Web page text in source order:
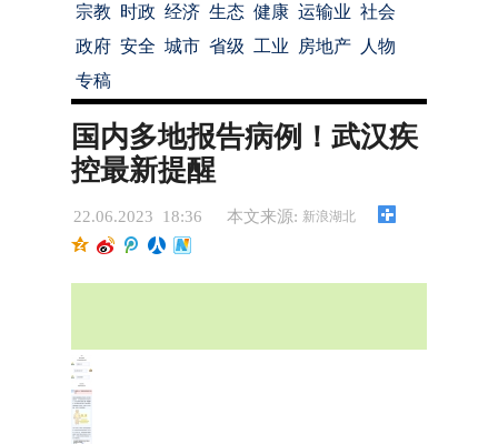
宗教 时政 经济 生态 健康 运输业 社会
政府 安全 城市 省级 工业 房地产
人物
专稿
国内多地报告病例！武汉疾
控最新提醒
22.06.2023 18:36 本文来源: 新浪湖北